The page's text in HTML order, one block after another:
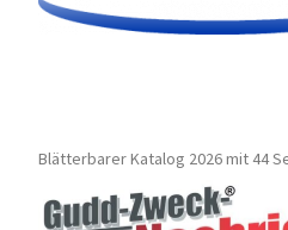
Blätterbarer Katalog 2026 mit 44